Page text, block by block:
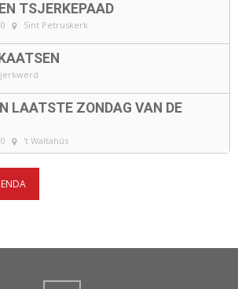
TSJERKEPAAD
Sint Petruskerk
LAATSTE ZONDAG VAN DE
't Waltahûs